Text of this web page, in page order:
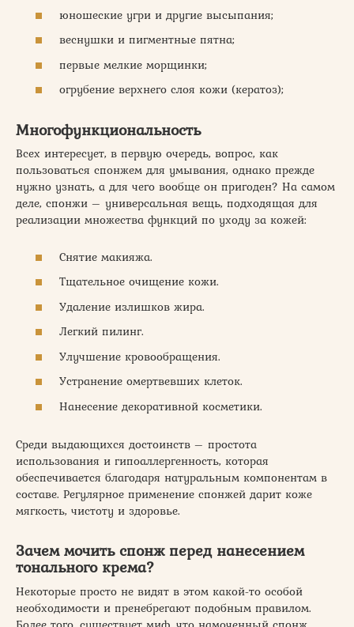
юношеские угри и другие высыпания;
веснушки и пигментные пятна;
первые мелкие морщинки;
огрубение верхнего слоя кожи (кератоз);
Многофункциональность
Всех интересует, в первую очередь, вопрос, как
пользоваться спонжем для умывания, однако прежде
нужно узнать, а для чего вообще он пригоден? На самом
деле, спонжи – универсальная вещь, подходящая для
реализации множества функций по уходу за кожей:
Снятие макияжа.
Тщательное очищение кожи.
Удаление излишков жира.
Легкий пилинг.
Улучшение кровообращения.
Устранение омертвевших клеток.
Нанесение декоративной косметики.
Среди выдающихся достоинств – простота
использования и гипоаллергенность, которая
обеспечивается благодаря натуральным компонентам в
составе. Регулярное применение спонжей дарит коже
мягкость, чистоту и здоровье.
Зачем мочить спонж перед нанесением
тонального крема?
Некоторые просто не видят в этом какой-то особой
необходимости и пренебрегают подобным правилом.